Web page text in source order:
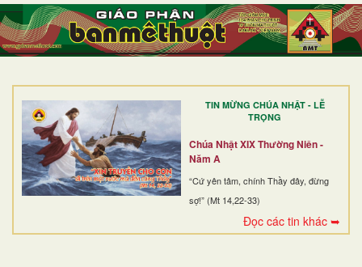
TIN MỪNG CHÚA NHẬT - LỄ
TRỌNG
Chúa Nhật XIX Thường Niên -
Năm A
“Cứ yên tâm, chính Thầy đây, đừng
sợ!” (Mt 14,22-33)
Đọc các tin khác ➥
TRANG NHẤT
GIỚI THIỆU
DÒNG TU
BAN MỤC VỤ
ĐOÀN THỂ CG
ĐIỂM HÀNH HƯƠNG